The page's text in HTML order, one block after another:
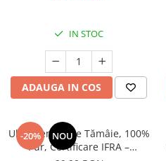
IN STOC
ADAUGA IN COS
-20% NOU
Ulei Esențial de Tămâie, 100%
Pur, Certificare IFRA –